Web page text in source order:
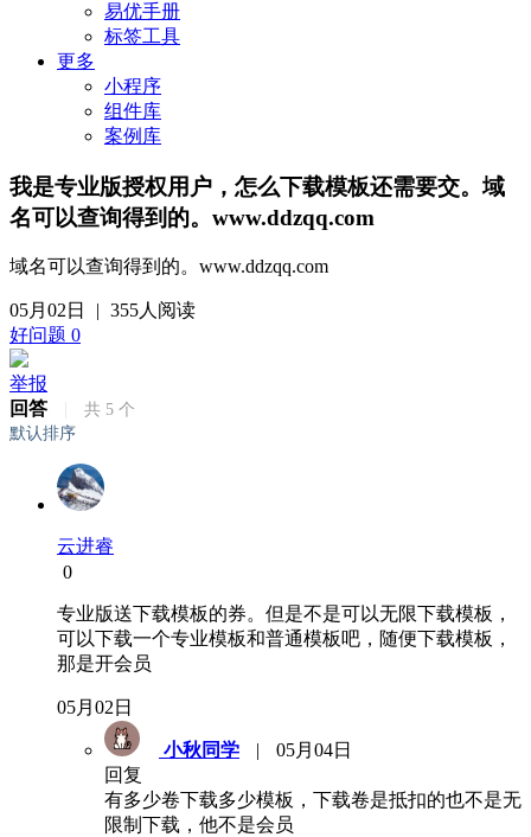
易优手册
标签工具
更多
小程序
组件库
案例库
我是专业版授权用户，怎么下载模板还需要交。域
名可以查询得到的。www.ddzqq.com
域名可以查询得到的。www.ddzqq.com
05月02日 | 355人阅读
好问题 0
举报
回答
共 5 个
默认排序
云进睿
0
专业版送下载模板的券。但是不是可以无限下载模板，
可以下载一个专业模板和普通模板吧，随便下载模板，
那是开会员
05月02日
小秋同学 |
05月04日
回复
有多少卷下载多少模板，下载卷是抵扣的也不是无
限制下载，他不是会员